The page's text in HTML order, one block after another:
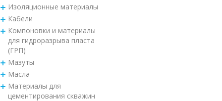
Изоляционные материалы
Кабели
Компоновки и материалы
для гидроразрыва пласта
(ГРП)
Мазуты
Масла
Материалы для
цементирования скважин